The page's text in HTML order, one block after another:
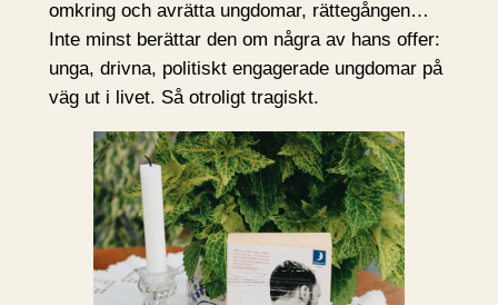
omkring och avrätta ungdomar, rättegången…
Inte minst berättar den om några av hans offer:
unga, drivna, politiskt engagerade ungdomar på
väg ut i livet. Så otroligt tragiskt.